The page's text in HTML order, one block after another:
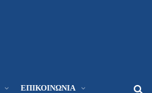
ΕΠΙΚΟΙΝΩΝΊΑ